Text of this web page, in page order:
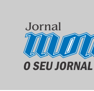
conteúdo